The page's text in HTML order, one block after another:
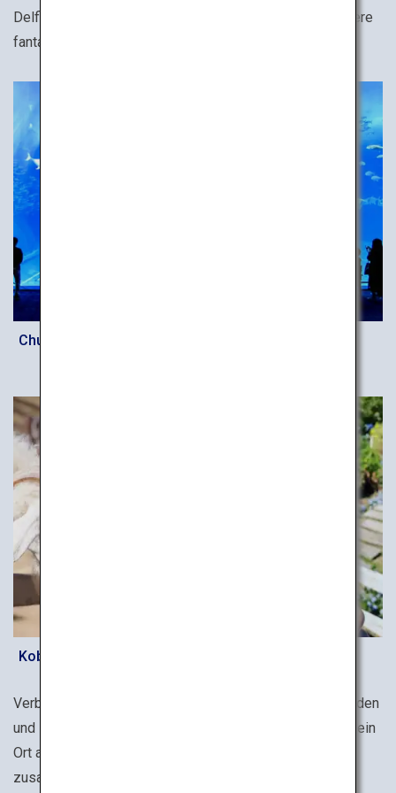
Delfinshows in der Kamogawa Sea World und viele andere
fantastische Aquarien in ganz Japan.
Churaumi-Aquarium in Okinawa
Kobe Municipal Rokkosan Pasture
Verbringen Sie Zeit mit Tieren. Mit Schafen, Kühen, Pferden
und Ziegen ist die städtische Rokkosan-Weide in Kobe ein
Ort an dem Menschen, Tiere und Natur dankbar
zusammenkommen. Genießen Sie Gourmet-Speisen,